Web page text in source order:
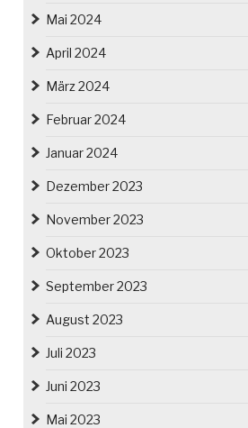
Mai 2024
April 2024
März 2024
Februar 2024
Januar 2024
Dezember 2023
November 2023
Oktober 2023
September 2023
August 2023
Juli 2023
Juni 2023
Mai 2023